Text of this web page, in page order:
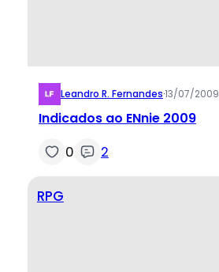
Leandro R. Fernandes·13/07/2009
Indicados ao ENnie 2009
0 2
RPG